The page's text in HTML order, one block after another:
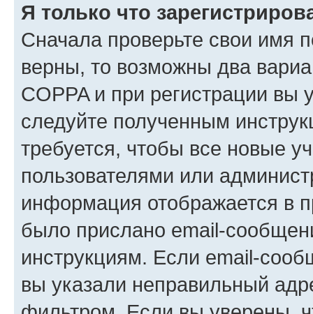
Я только что
Сначала проверьте свои имя
верны, то возможны два
COPPA и при регистрации вы
следуйте полученным
требуется, чтобы все новые
пользователями или
информация отображается в
было прислано email-
инструкциям. Если email-
вы указали неправильный